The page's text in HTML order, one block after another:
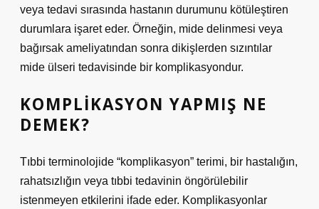
veya tedavi sırasında hastanın durumunu kötüleştiren
durumlara işaret eder. Örneğin, mide delinmesi veya
bağırsak ameliyatından sonra dikişlerden sızıntılar
mide ülseri tedavisinde bir komplikasyondur.
KOMPLIKASYON YAPMIŞ NE
DEMEK?
Tıbbi terminolojide “komplikasyon” terimi, bir hastalığın,
rahatsızlığın veya tıbbi tedavinin öngörülebilir
istenmeyen etkilerini ifade eder. Komplikasyonlar